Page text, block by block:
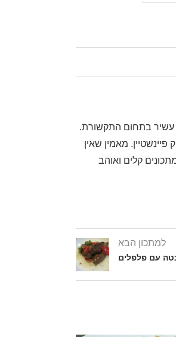
עבר עשיר בתחום התקשורת.
מאמין שאין
קלים ואוהב
למתכון הבא
עם פלפלים